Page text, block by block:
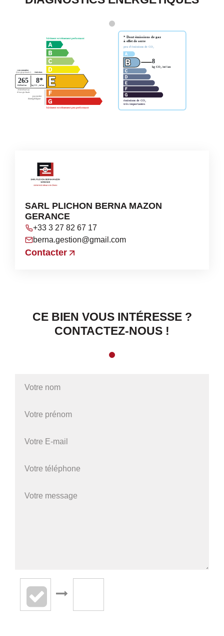
SARL PLICHON BERNA MAZON
GERANCE
+33 3 27 82 67 17
berna.gestion@gmail.com
Contacter
CE BIEN VOUS INTÉRESSE ?
CONTACTEZ-NOUS !